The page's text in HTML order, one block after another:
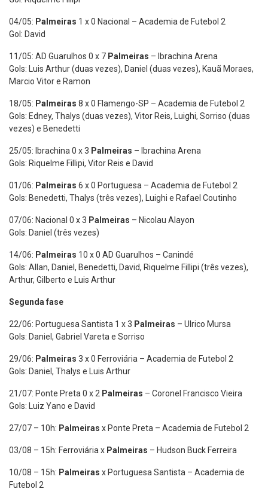
04/05: Palmeiras 1 x 0 Nacional – Academia de Futebol 2
Gol: David
11/05: AD Guarulhos 0 x 7 Palmeiras – Ibrachina Arena
Gols: Luis Arthur (duas vezes), Daniel (duas vezes), Kauã Moraes,
Marcio Vitor e Ramon
18/05: Palmeiras 8 x 0 Flamengo-SP – Academia de Futebol 2
Gols: Edney, Thalys (duas vezes), Vitor Reis, Luighi, Sorriso (duas
vezes) e Benedetti
25/05: Ibrachina 0 x 3 Palmeiras – Ibrachina Arena
Gols: Riquelme Fillipi, Vitor Reis e David
01/06: Palmeiras 6 x 0 Portuguesa – Academia de Futebol 2
Gols: Benedetti, Thalys (três vezes), Luighi e Rafael Coutinho
07/06: Nacional 0 x 3 Palmeiras – Nicolau Alayon
Gols: Daniel (três vezes)
14/06: Palmeiras 10 x 0 AD Guarulhos – Canindé
Gols: Allan, Daniel, Benedetti, David, Riquelme Fillipi (três vezes),
Arthur, Gilberto e Luis Arthur
Segunda fase
22/06: Portuguesa Santista 1 x 3 Palmeiras – Ulrico Mursa
Gols: Daniel, Gabriel Vareta e Sorriso
29/06: Palmeiras 3 x 0 Ferroviária – Academia de Futebol 2
Gols: Daniel, Thalys e Luis Arthur
21/07: Ponte Preta 0 x 2 Palmeiras – Coronel Francisco Vieira
Gols: Luiz Yano e David
27/07 – 10h: Palmeiras x Ponte Preta – Academia de Futebol 2
03/08 – 15h: Ferroviária x Palmeiras – Hudson Buck Ferreira
10/08 – 15h: Palmeiras x Portuguesa Santista – Academia de
Futebol 2